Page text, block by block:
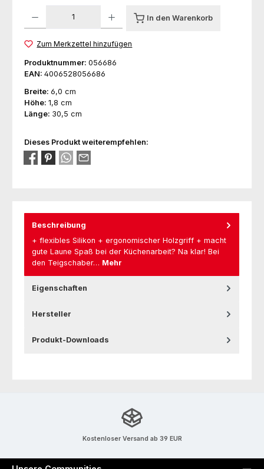
In den Warenkorb
Zum Merkzettel hinzufügen
Produktnummer: 056686
EAN: 4006528056686
Breite: 6,0 cm
Höhe: 1,8 cm
Länge: 30,5 cm
Dieses Produkt weiterempfehlen:
Beschreibung
+ flexibles Silikon + ergonomischer Holzgriff + macht
gute Laune Spaß bei der Küchenarbeit? Na klar! Bei
den Teigschaber… Mehr
Eigenschaften
Hersteller
Produkt-Downloads
Kostenloser Versand ab 39 EUR